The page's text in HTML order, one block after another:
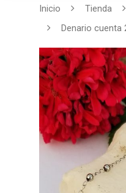
Inicio Tienda
Denario cuenta